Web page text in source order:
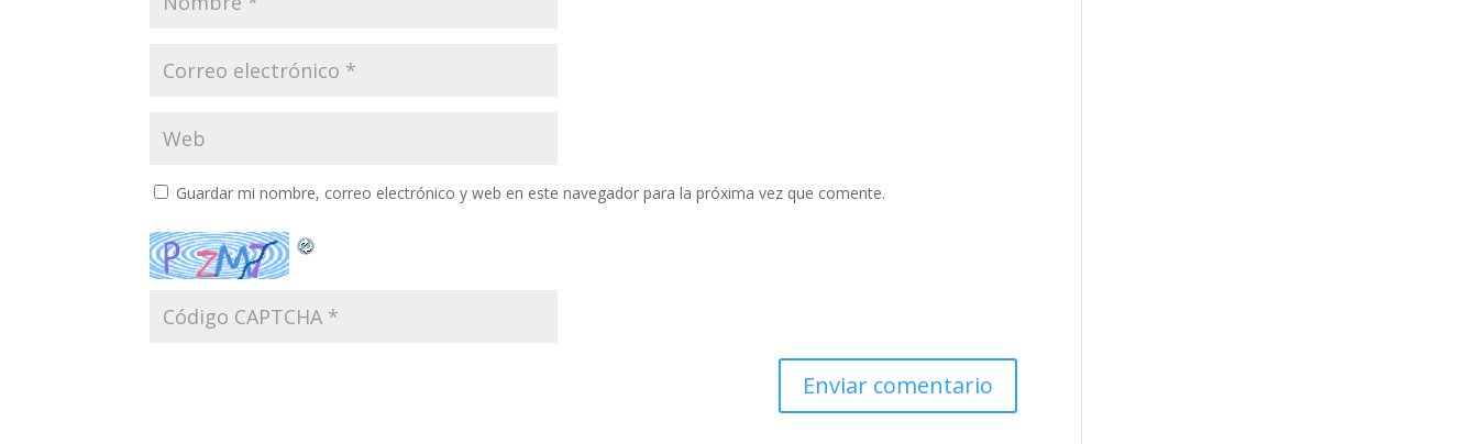
Guardar mi nombre, correo electrónico y web en este navegador para la próxima vez que comente.